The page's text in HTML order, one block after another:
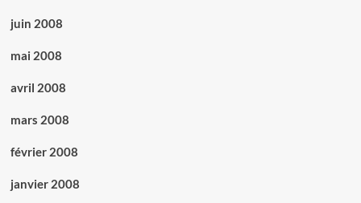
juin 2008
mai 2008
avril 2008
mars 2008
février 2008
janvier 2008